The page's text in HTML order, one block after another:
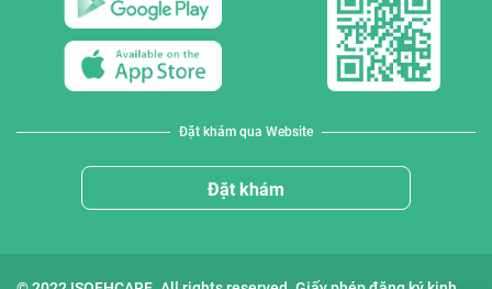
Đặt khám qua Website
Đặt khám